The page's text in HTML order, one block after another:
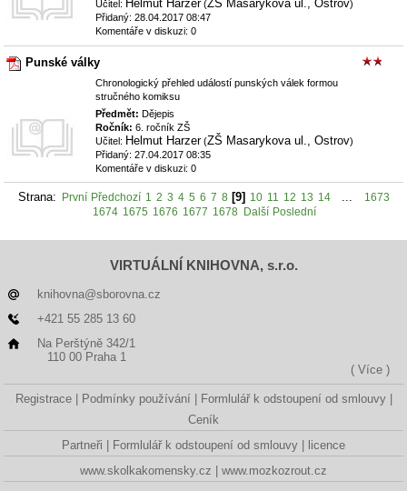
Učitel: Helmut Harzer(ZŠ Masarykova ul., Ostrov)
Přidaný: 28.04.2017 08:47
Komentáře v diskuzi: 0
Punské války
Chronologický přehled událostí punských válek formou
stručného komiksu
Předmět: Dějepis
Ročník: 6. ročník ZŠ
Učitel: Helmut Harzer(ZŠ Masarykova ul., Ostrov)
Přidaný: 27.04.2017 08:35
Komentáře v diskuzi: 0
Strana: První Předchozí 1 2 3 4 5 6 7 8 [9] 10 11 12 13 14...
1673
1674 1675 1676 1677 1678 Další Poslední
VIRTUÁLNÍ KNIHOVNA, s.r.o.
knihovna@sborovna.cz
+421 55 285 13 60
Na Perštýně 342/1
110 00 Praha 1
( Více )
Registrace Podmínky používání
Formlulář k odstoupení od smlouvy
Ceník
Partneři
Formlulář k odstoupení od smlouvy
licence
www.skolkakomensky.cz
www.mozkozrout.cz